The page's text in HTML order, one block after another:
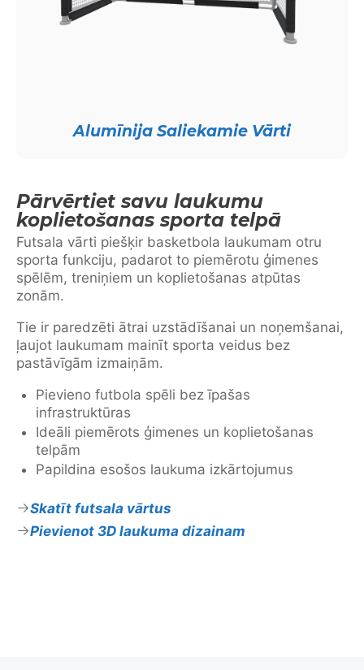
Alumīnija Saliekamie Vārti
Pārvērtiet savu laukumu
koplietošanas sporta telpā
Futsala vārti piešķir basketbola laukumam otru
sporta funkciju, padarot to piemērotu ģimenes
spēlēm, treniņiem un koplietošanas atpūtas
zonām.
Tie ir paredzēti ātrai uzstādīšanai un noņemšanai,
ļaujot laukumam mainīt sporta veidus bez
pastāvīgām izmaiņām.
Pievieno futbola spēli bez īpašas
infrastruktūras
Ideāli piemērots ģimenes un koplietošanas
telpām
Papildina esošos laukuma izkārtojumus
Skatīt futsala vārtus
Pievienot 3D laukuma dizainam